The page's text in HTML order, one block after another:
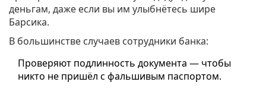
деньгам, даже если вы им улыбнётесь шире
Барсика.
В большинстве случаев сотрудники банка:
Проверяют подлинность документа — чтобы
никто не пришёл с фальшивым паспортом.